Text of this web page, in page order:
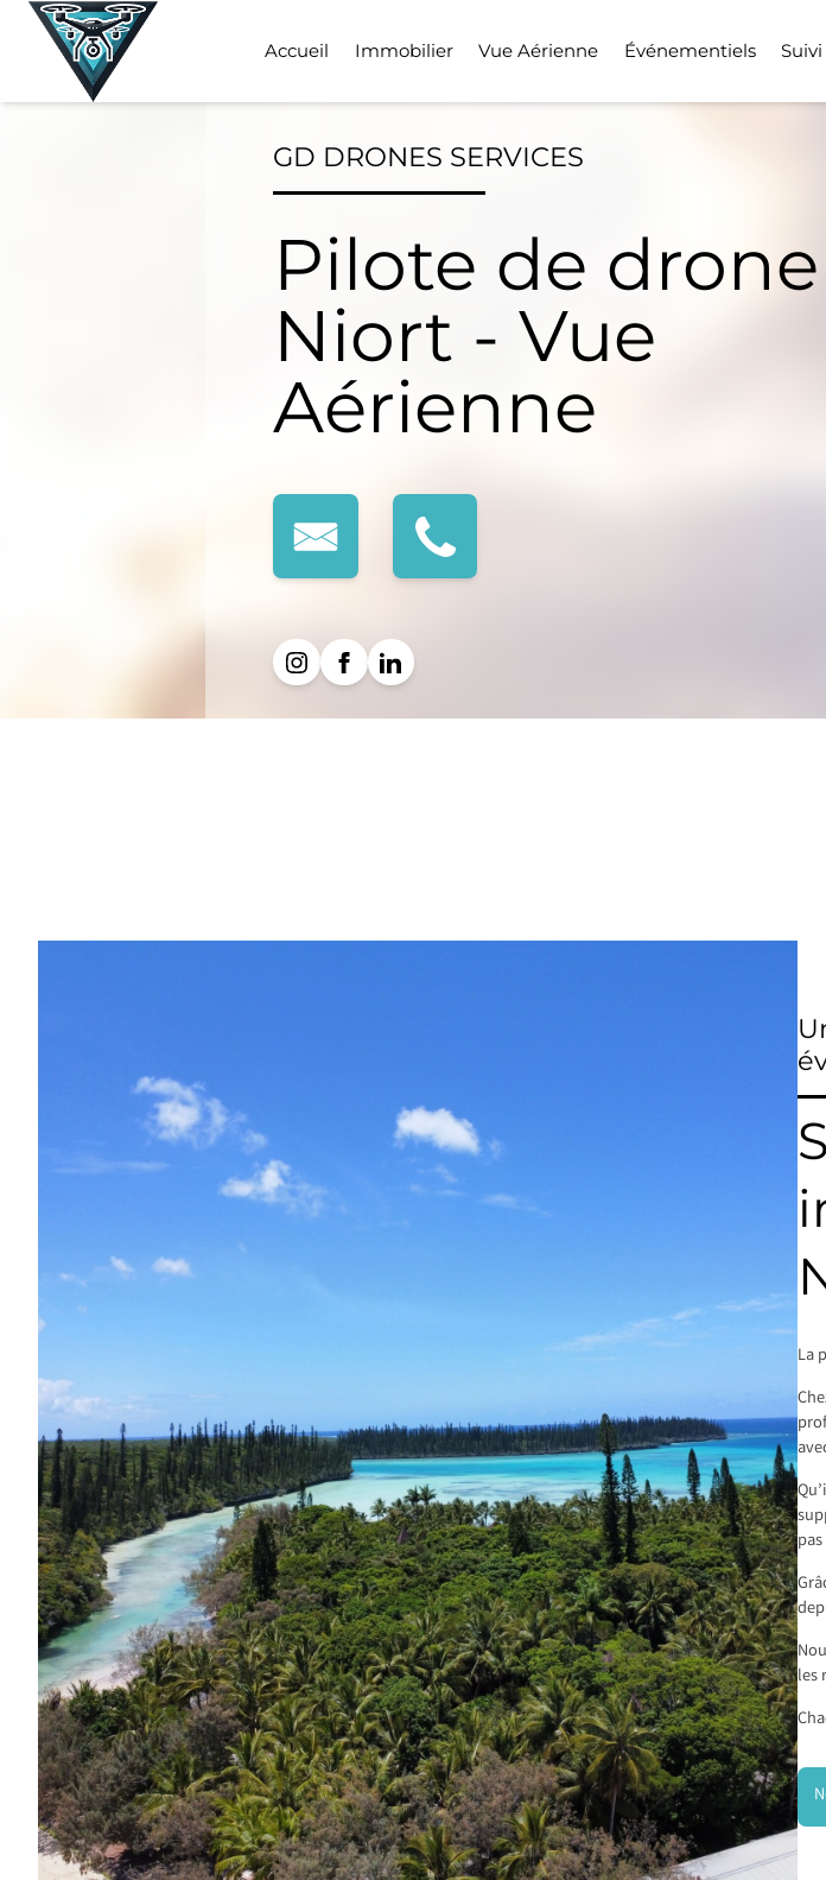
Skip
Accueil Immobilier Vue Aérienne Événementiels
GD DRONES SERVICES
Pilote de drone
Niort - Vue
Aérienne
La
les